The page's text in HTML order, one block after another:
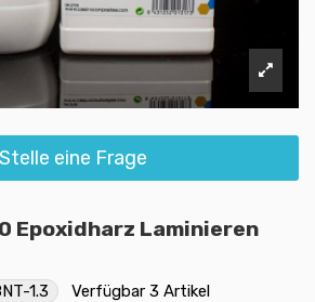
Stelle eine Frage
Epoxidharz Laminieren
1.3 Verfügbar 3 Artikel